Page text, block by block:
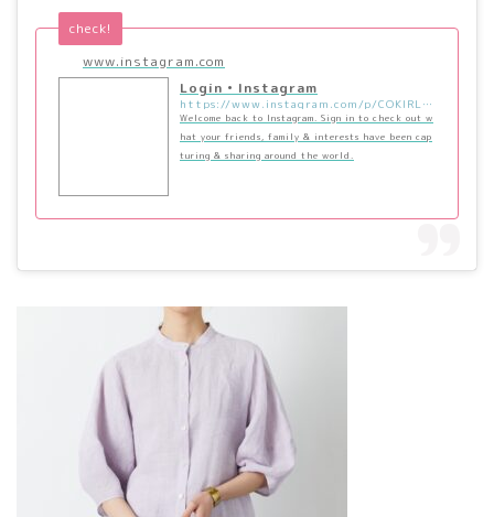
www.instagram.com
check!
Login • Instagram
https://www.instagram.com/p/COKlRLiH-Yx/?utm_source=ig_embed&utm_campaign=loading
Welcome back to Instagram. Sign in to check out w
hat your friends, family & interests have been cap
turing & sharing around the world.